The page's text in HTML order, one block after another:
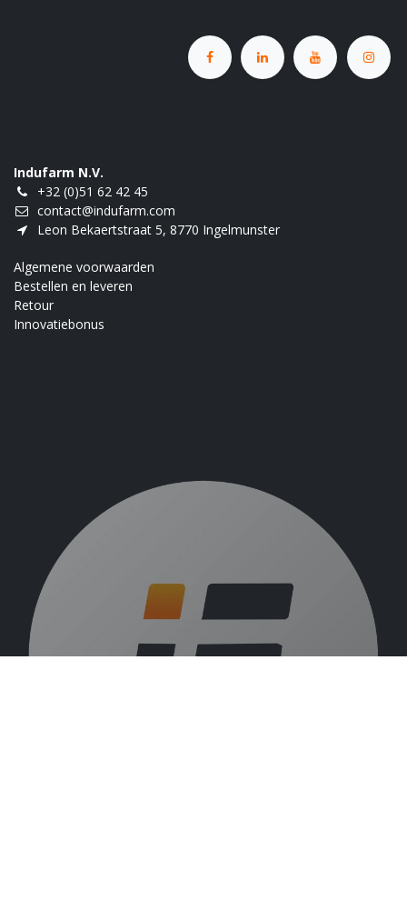
Indufarm N.V.
+32 (0)51 62 42 45
contact@indufarm.com
Leon Bekaertstraat 5, 8770 Ingelmunster
Algemene voorwaarden
Bestellen en leveren
Retour
Innovatiebonus